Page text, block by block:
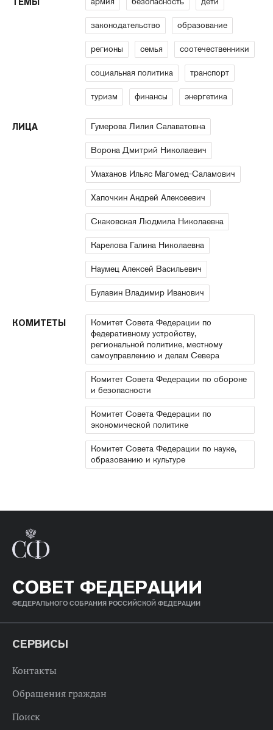
законодательство образование
регионы семья соотечественники
социальная политика транспорт
туризм финансы энергетика
ЛИЦА Гумерова Лилия Салаватовна
Ворона Дмитрий Николаевич
Умаханов Ильяс Магомед-Саламович
Хапочкин Андрей Алексеевич
Скаковская Людмила Николаевна
Карелова Галина Николаевна
Наумец Алексей Васильевич
Булавин Владимир Иванович
КОМИТЕТЫ
Комитет Совета Федерации по
федеративному устройству,
региональной политике, местному
самоуправлению и делам Севера
Комитет Совета Федерации по обороне
и безопасности
Комитет Совета Федерации по
экономической политике
Комитет Совета Федерации по науке,
образованию и культуре
СОВЕТ ФЕДЕРАЦИИ
ФЕДЕРАЛЬНОГО СОБРАНИЯ РОССИЙСКОЙ ФЕДЕРАЦИИ
СЕРВИСЫ
Контакты
Обращения граждан
Поиск